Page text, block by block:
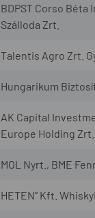
BDPST Corso
Szálloda Zrt.
Talentis Agro Zrt.
Hungarikum
AK Capital
Europe Holding Zrt.
MOL Nyrt., BME
HETEN” Kft.